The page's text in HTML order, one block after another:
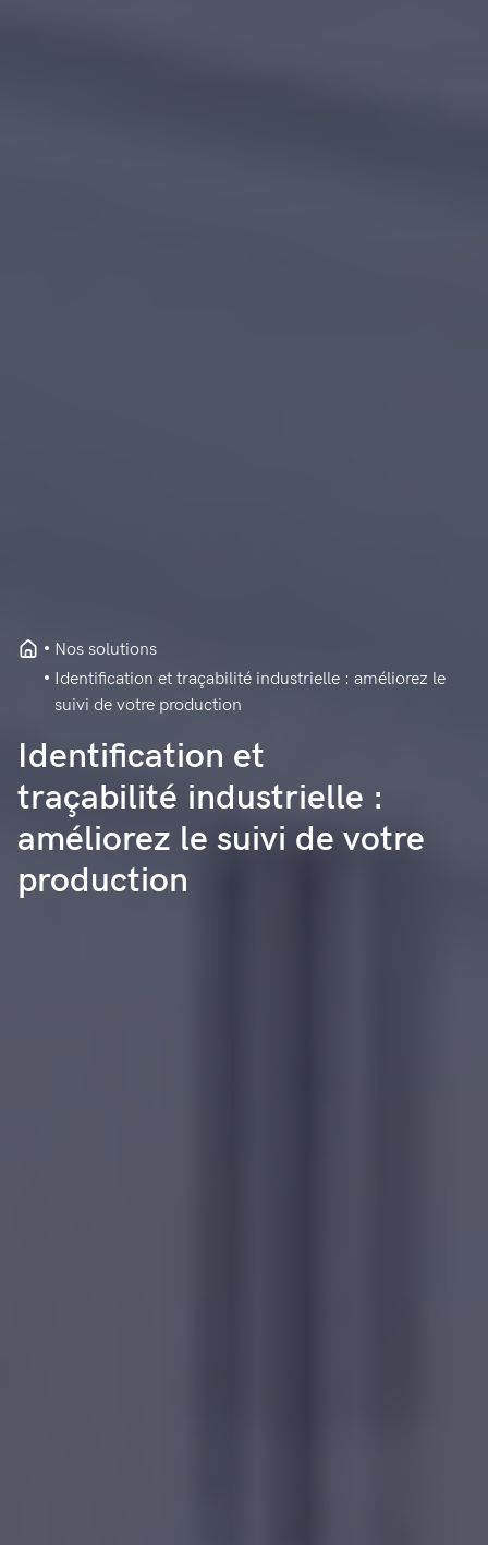
Identification et
traçabilité industrielle :
améliorez le suivi de votre
production
Nos solutions
Identification et traçabilité industrielle : améliorez le
suivi de votre production